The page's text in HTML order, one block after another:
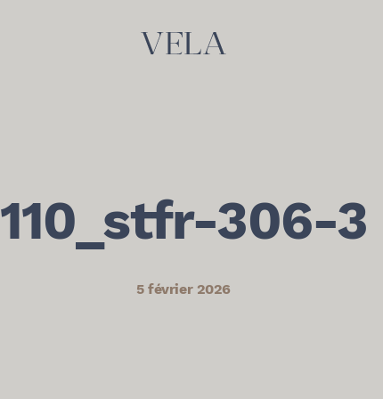
110_stfr-306-3
5 février 2026